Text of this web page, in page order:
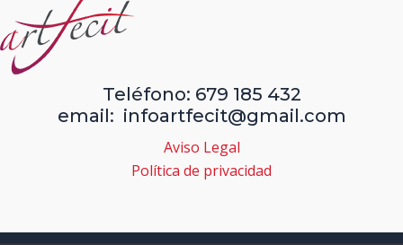
Teléfono: 679 185 432
email: infoartfecit@gmail.com
Aviso Legal
Política de privacidad